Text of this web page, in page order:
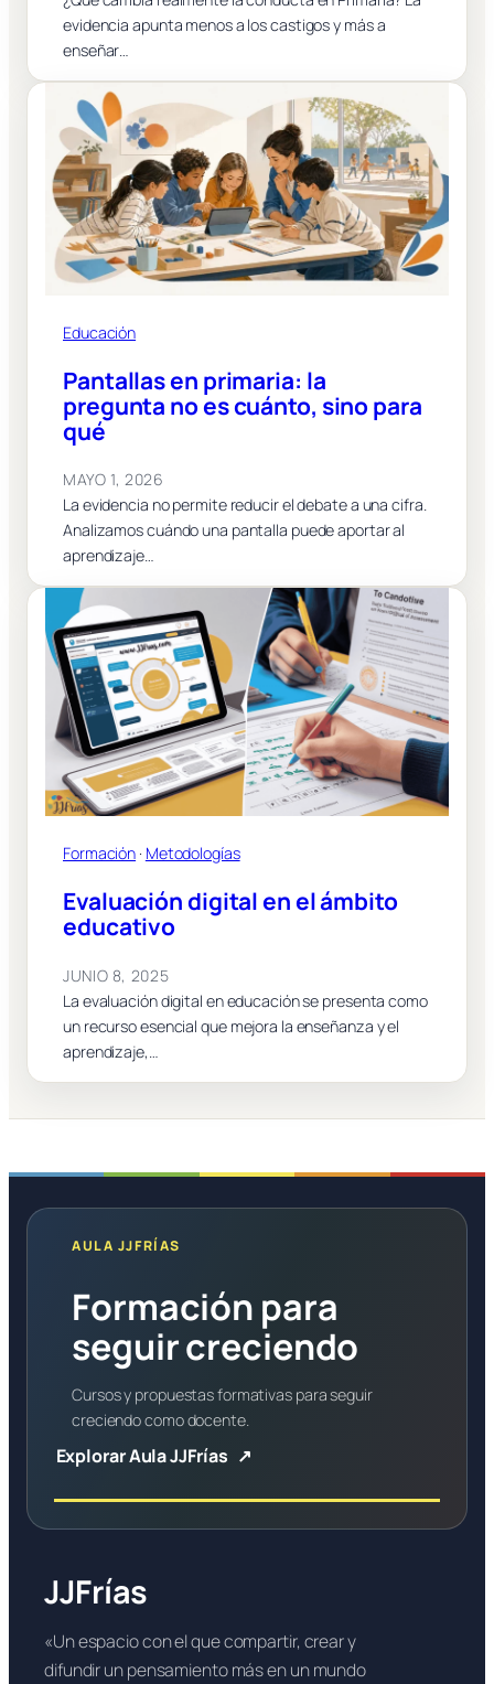
evidencia apunta menos a los castigos y más a
enseñar…
Educación
Pantallas en primaria: la
pregunta no es cuánto, sino para
qué
MAYO 1, 2026
La evidencia no permite reducir el debate a una cifra.
Analizamos cuándo una pantalla puede aportar al
aprendizaje…
Formación · Metodologías
Evaluación digital en el ámbito
educativo
JUNIO 8, 2025
La evaluación digital en educación se presenta como
un recurso esencial que mejora la enseñanza y el
aprendizaje,…
AULA JJFRÍAS
Formación para
seguir creciendo
Cursos y propuestas formativas para seguir
creciendo como docente.
Explorar Aula JJFrías
JJFrías
«Un espacio con el que compartir, crear y
difundir un pensamiento más en un mundo